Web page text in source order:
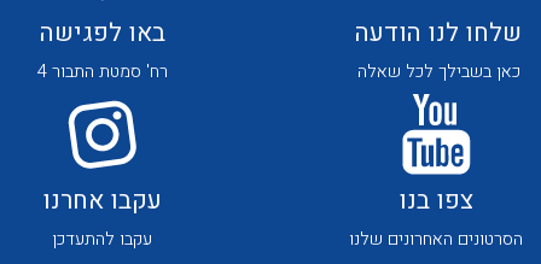
שלחו לנו הודעה
כאן בשבילך לכל שאלה
באו לפגישה
רח' סמטת התבור 4
צפו בנו
הסרטונים האחרונים שלנו
עקבו אחרנו
עקבו להתעדכן